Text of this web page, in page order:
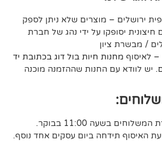
שלא ניתן לספק
ידי נהג של חברת
בול דוג בכתובת יד
שההזמנה מוכנה
עסקים אחד נוסף.